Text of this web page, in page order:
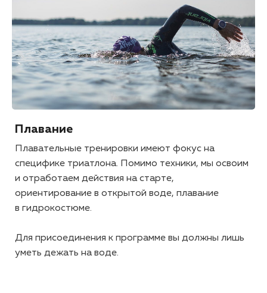
Плавание
Плавательные тренировки имеют фокус на
специфике триатлона. Помимо техники, мы освоим
и отработаем действия на старте,
ориентирование в открытой воде, плавание
в гидрокостюме.
Для присоединения к программе вы должны лишь
уметь дежать на воде.